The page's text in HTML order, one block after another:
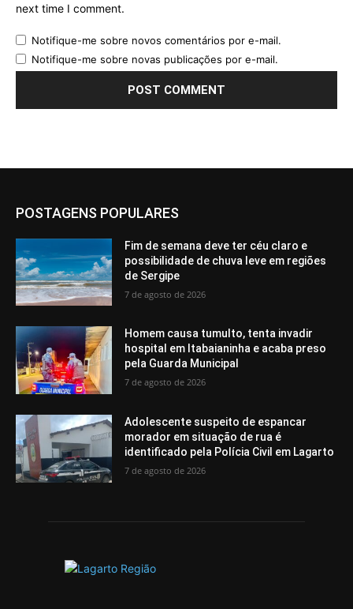
next time I comment.
Notifique-me sobre novos comentários por e-mail.
Notifique-me sobre novas publicações por e-mail.
POSTAGENS POPULARES
Fim de semana deve ter céu claro e
possibilidade de chuva leve em regiões
de Sergipe
7 de agosto de 2026
Homem causa tumulto, tenta invadir
hospital em Itabaianinha e acaba preso
pela Guarda Municipal
7 de agosto de 2026
Adolescente suspeito de espancar
morador em situação de rua é
identificado pela Polícia Civil em Lagarto
7 de agosto de 2026